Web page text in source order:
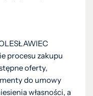
procesu zakupu
oferty,
do umowy
własności, a